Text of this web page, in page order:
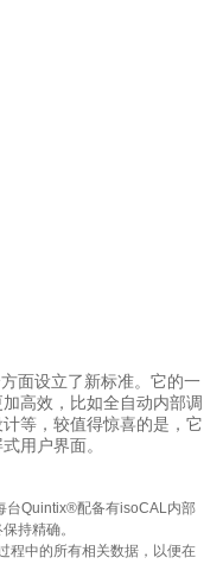
面设立了新标准。它的一
高效，比如全自动内部调
等，较值得惊喜的是，它
用户界面。
台Quintix®配备有isoCAL内部
持精确。
程中的所有相关数据，以便在